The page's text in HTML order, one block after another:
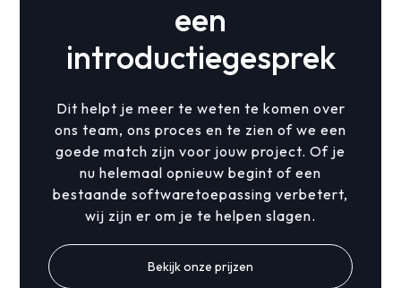
een
introductiegesprek
Dit helpt je meer te weten te komen over
ons team, ons proces en te zien of we een
goede match zijn voor jouw project. Of je
nu helemaal opnieuw begint of een
bestaande softwaretoepassing verbetert,
wij zijn er om je te helpen slagen.
Bekijk onze prijzen